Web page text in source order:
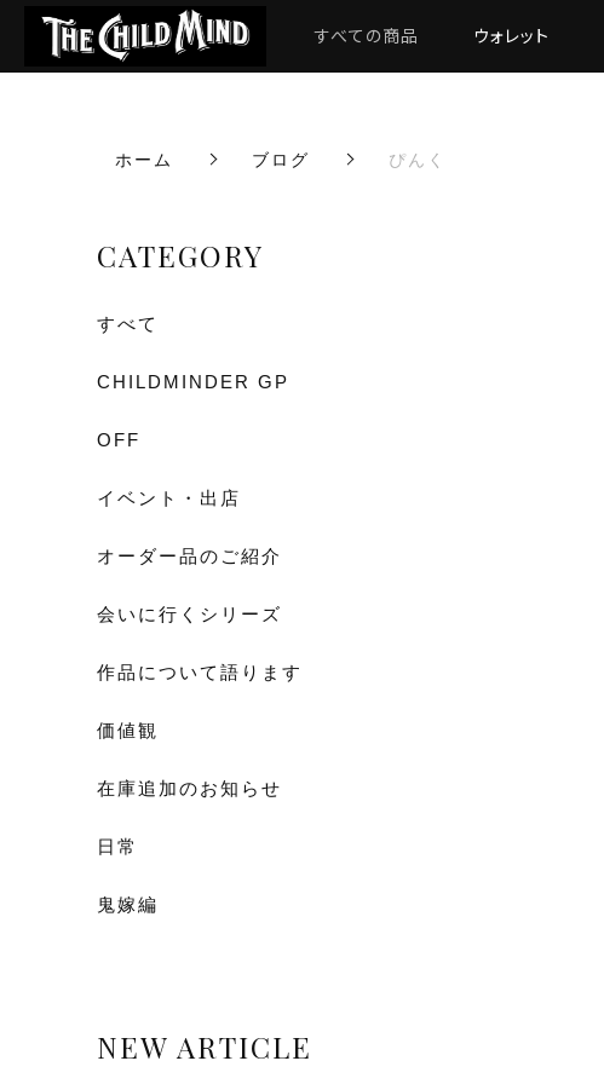
すべての商品 ウォレット
ホーム ブログ ぴんく
CATEGORY
すべて
CHILDMINDER GP
OFF
イベント・出店
オーダー品のご紹介
会いに行くシリーズ
作品について語ります
価値観
在庫追加のお知らせ
日常
鬼嫁編
NEW ARTICLE